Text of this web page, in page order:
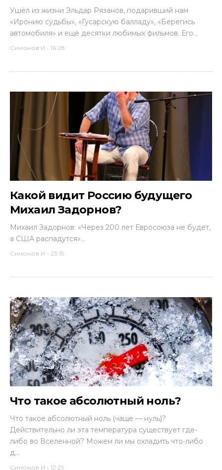
Ушёл из жизни Эльдар Рязанов, подаривший нам
«Иронию судьбы», «Гусарскую балладу», «Берегись
автомобиля» и ещё десятки любимых фильмов. Его...
Симонов И - 16:28
Какой видит Россию будущего
Михаил Задорнов?
Михаил Задорнов: «Через 200 лет Евросоюза не будет,
а США распадутся»…
Симонов И - 23:15
Что такое абсолютный ноль?
Что такое абсолютный ноль (чаще — нуль)?
Действительно ли эта температура существует где-
либо во Вселенной? Можем ли мы охладить что-либо
д...
Симонов И - 12:29